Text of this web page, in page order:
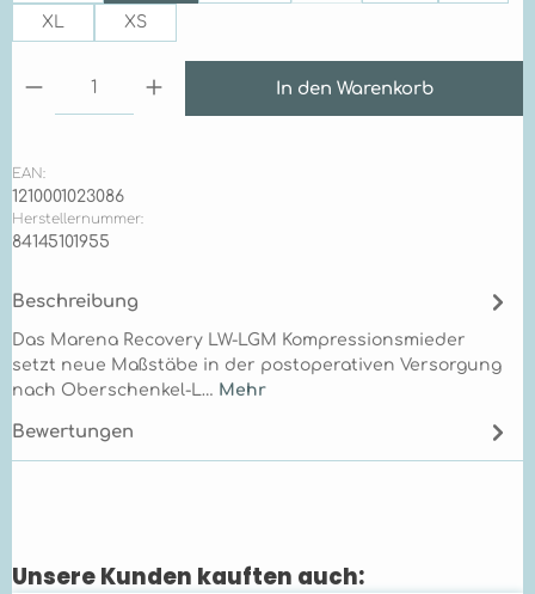
XL XS
Produkt Anzahl: Gib den gewünschten Wert
In den Warenkorb
EAN:
1210001023086
Herstellernummer:
84145101955
Beschreibung
Das Marena Recovery LW-LGM Kompressionsmieder
setzt neue Maßstäbe in der postoperativen Versorgung
nach Oberschenkel-L… Mehr
Bewertungen
Produktgalerie überspringen
Unsere Kunden kauften auch: